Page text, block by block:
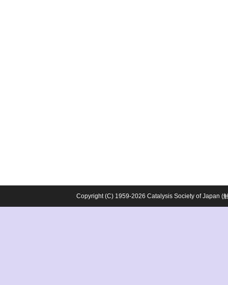
Copyright (C) 1959-2026 Catalysis Society of Japan (